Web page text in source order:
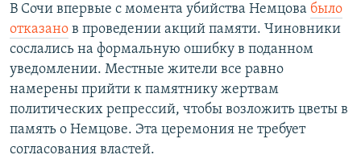
В Сочи впервые с момента убийства Немцова было
отказано в проведении акций памяти. Чиновники
сослались на формальную ошибку в поданном
уведомлении. Местные жители все равно
намерены прийти к памятнику жертвам
политических репрессий, чтобы возложить цветы в
память о Немцове. Эта церемония не требует
согласования властей.